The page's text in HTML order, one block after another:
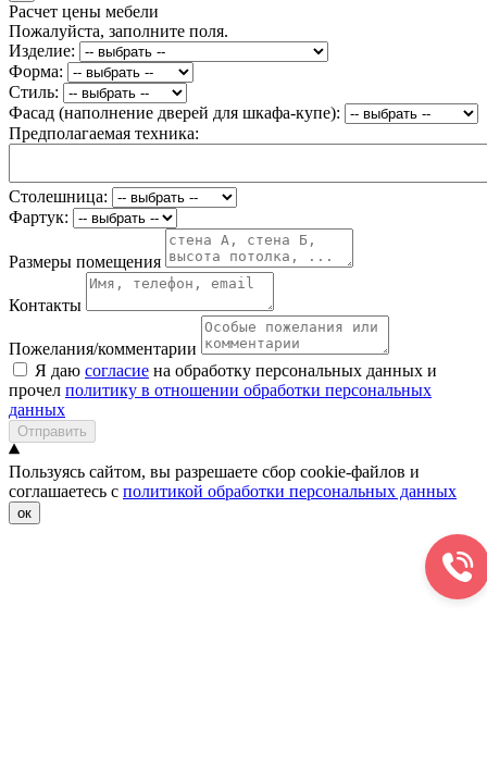
Расчет цены мебели
Пожалуйста, заполните поля.
Изделие:
Форма:
Стиль:
Фасад (наполнение дверей для шкафа-купе):
Предполагаемая техника:
Столешница:
Фартук:
Размеры помещения
Контакты
Пожелания/комментарии
Я даю согласие на обработку персональных данных и
прочел политику в отношении обработки персональных
данных
Отправить
Пользуясь сайтом, вы разрешаете сбор cookie-файлов и
соглашаетесь с политикой обработки персональных данных
ок